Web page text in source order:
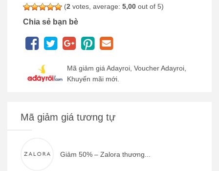
(2 votes, average: 5,00 out of 5)
Chia sẻ bạn bè
Mã giảm giá Adayroi, Voucher Adayroi,
Khuyến mãi mới.
Mã giảm giá tương tự
Giảm 50% – Zalora thương...